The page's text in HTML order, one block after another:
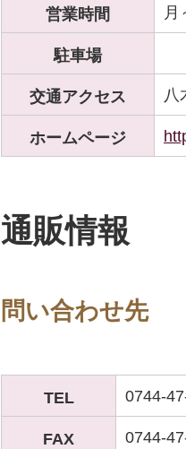
営業時間
駐車場
交通アクセス 八
ホームページ
通販情報
問い合わせ先
TEL 0744-
FAX 0744-